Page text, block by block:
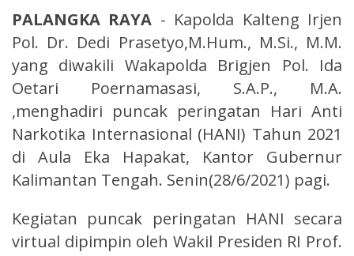
PALANGKA RAYA - Kapolda Kalteng Irjen
Pol. Dr. Dedi Prasetyo,M.Hum., M.Si., M.M.
yang diwakili Wakapolda Brigjen Pol. Ida
Oetari Poernamasasi, S.A.P., M.A.
,menghadiri puncak peringatan Hari Anti
Narkotika Internasional (HANI) Tahun 2021
di Aula Eka Hapakat, Kantor Gubernur
Kalimantan Tengah. Senin(28/6/2021) pagi.
Kegiatan puncak peringatan HANI secara
virtual dipimpin oleh Wakil Presiden RI Prof.